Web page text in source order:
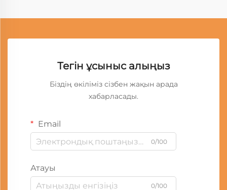
Тегін ұсыныс алыңыз
Біздің өкіліміз сізбен жақын арада
хабарласады.
Email
0/100
Атауы
0/100